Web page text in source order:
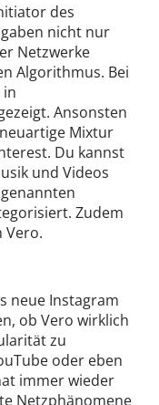
des
nicht nur
Netzwerke
Algorithmus. Bei
in
Ansonsten
Mixtur
Du kannst
und Videos
Zudem
Vero.
neue Instagram
ob Vero wirklich
zu
oder eben
immer wieder
Netzphänomene